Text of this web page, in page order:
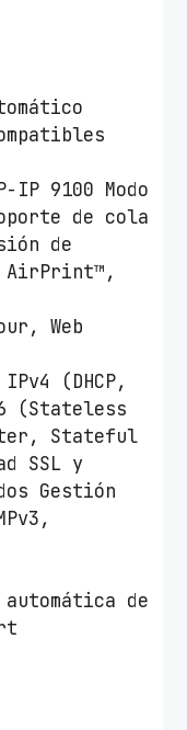
IP 9100 Modo
de cola
de
AirPrint™,
Web
(DHCP,
(Stateless
Stateful
SSL y
Gestión
de